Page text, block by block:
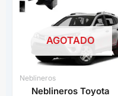
AGOTADO
Neblineros
Neblineros Toyota